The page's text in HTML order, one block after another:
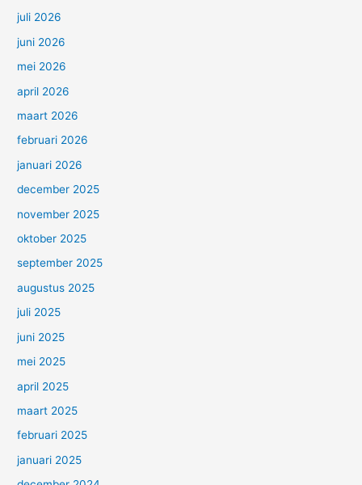
juli 2026
juni 2026
mei 2026
april 2026
maart 2026
februari 2026
januari 2026
december 2025
november 2025
oktober 2025
september 2025
augustus 2025
juli 2025
juni 2025
mei 2025
april 2025
maart 2025
februari 2025
januari 2025